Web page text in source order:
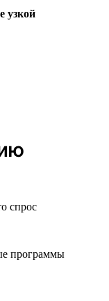
узкой
спрос
программы